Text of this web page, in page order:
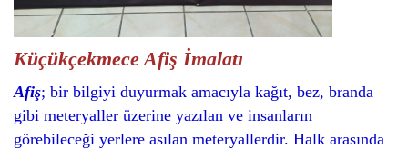
Küçükçekmece Afiş İmalatı
Afiş; bir bilgiyi duyurmak amacıyla kağıt, bez, branda
gibi meteryaller üzerine yazılan ve insanların
görebileceği yerlere asılan meteryallerdir. Halk arasında